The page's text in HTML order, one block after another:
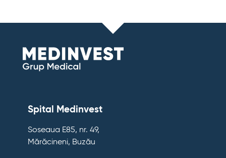
Spital Medinvest
Soseaua E85, nr. 49,
Mărăcineni, Buzău